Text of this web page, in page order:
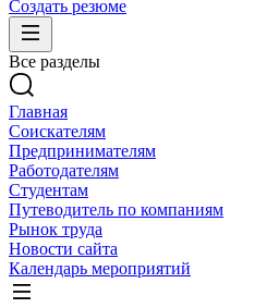
Создать резюме
Все разделы
Главная
Соискателям
Предпринимателям
Работодателям
Студентам
Путеводитель по компаниям
Рынок труда
Новости сайта
Календарь мероприятий